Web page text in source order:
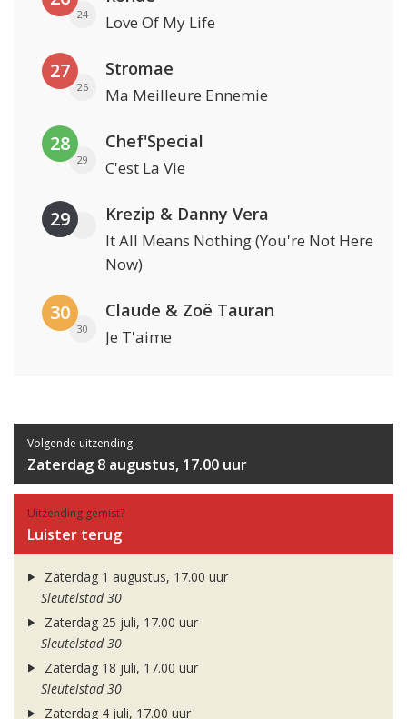
24 Love Of My Life
27
26
Stromae
Ma Meilleure Ennemie
28
29
Chef'Special
C'est La Vie
29 Krezip & Danny Vera
It All Means Nothing (You're Not Here
Now)
30
30
Claude & Zoë Tauran
Je T'aime
Volgende uitzending:
Zaterdag 8 augustus, 17.00 uur
Uitzending gemist?
Luister terug
Zaterdag 1 augustus, 17.00 uur
Sleutelstad 30
Zaterdag 25 juli, 17.00 uur
Sleutelstad 30
Zaterdag 18 juli, 17.00 uur
Sleutelstad 30
Zaterdag 4 juli, 17.00 uur